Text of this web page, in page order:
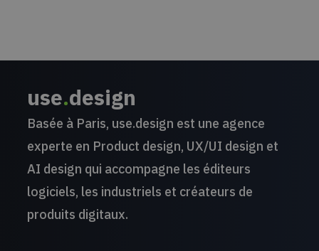
use.design
Basée à Paris, use.design est une agence
experte en Product design, UX/UI design et
AI design qui accompagne les éditeurs
logiciels, les industriels et créateurs de
produits digitaux.